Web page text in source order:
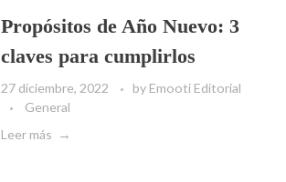
Propósitos de Año Nuevo: 3
claves para cumplirlos
27 diciembre, 2022 by Emooti Editorial
General
Leer más